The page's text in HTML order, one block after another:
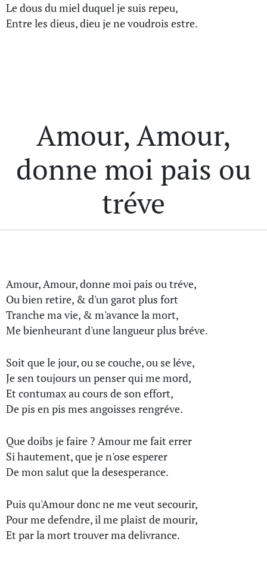
Le dous du miel duquel je suis repeu,
Entre les dieus, dieu je ne voudrois estre.
Amour, Amour,
donne moi pais ou
tréve
Amour, Amour, donne moi pais ou tréve,
Ou bien retire, & d'un garot plus fort
Tranche ma vie, & m'avance la mort,
Me bienheurant d'une langueur plus bréve.
Soit que le jour, ou se couche, ou se léve,
Je sen toujours un penser qui me mord,
Et contumax au cours de son effort,
De pis en pis mes angoisses rengréve.
Que doibs je faire ? Amour me fait errer
Si hautement, que je n'ose esperer
De mon salut que la desesperance.
Puis qu'Amour donc ne me veut secourir,
Pour me defendre, il me plaist de mourir,
Et par la mort trouver ma delivrance.